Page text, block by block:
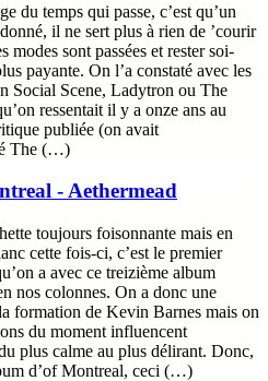
du temps qui passe, c’est qu’un
il ne sert plus à rien de ’courir
modes sont passées et rester soi-
payante. On l’a constaté avec les
Social Scene, Ladytron ou The
ressentait il y a onze ans au
publiée (on avait
The (…)
- Aethermead
toujours foisonnante mais en
cette fois-ci, c’est le premier
a avec ce treizième album
nos colonnes. On a donc une
formation de Kevin Barnes mais on
du moment influencent
plus calme au plus délirant. Donc,
d’of Montreal, ceci (…)